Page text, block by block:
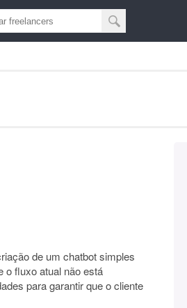
de um chatbot simples
o fluxo atual não está
para garantir que o cliente